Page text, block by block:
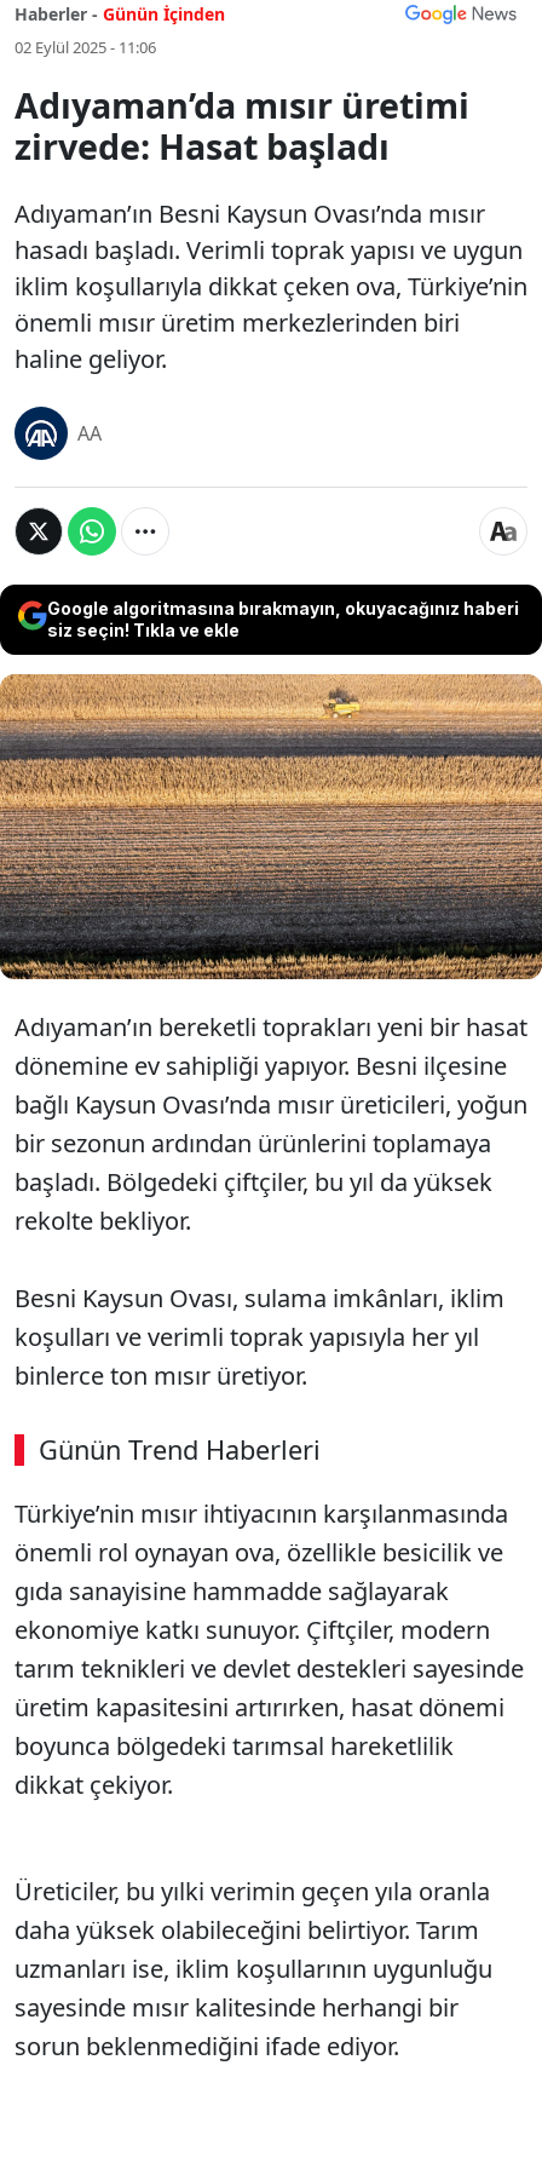
Haberler - Günün İçinden
02 Eylül 2025 - 11:06
Adıyaman’da mısır üretimi
zirvede: Hasat başladı
Adıyaman’ın Besni Kaysun Ovası’nda mısır
hasadı başladı. Verimli toprak yapısı ve uygun
iklim koşullarıyla dikkat çeken ova, Türkiye’nin
önemli mısır üretim merkezlerinden biri
haline geliyor.
AA
Google algoritmasına bırakmayın, okuyacağınız haberi
siz seçin! Tıkla ve ekle
Adıyaman’ın Besni Kaysun Ovası’nda mısır
hasadı başladı. Verimli toprak yapısı ve
uygun iklim koşullarıyla dikkat çeken ova,
Türkiye’nin önemli mısır üretim
merkezlerinden biri haline geliyor.
Adıyaman’ın bereketli toprakları yeni bir hasat
dönemine ev sahipliği yapıyor. Besni ilçesine
bağlı Kaysun Ovası’nda mısır üreticileri, yoğun
bir sezonun ardından ürünlerini toplamaya
başladı. Bölgedeki çiftçiler, bu yıl da yüksek
rekolte bekliyor.
Besni Kaysun Ovası, sulama imkânları, iklim
koşulları ve verimli toprak yapısıyla her yıl
binlerce ton mısır üretiyor.
Günün Trend Haberleri
SÖZCÜ SON DAKİKA
Türkiye’nin mısır ihtiyacının karşılanmasında
önemli rol oynayan ova, özellikle besicilik ve
gıda sanayisine hammadde sağlayarak
ekonomiye katkı sunuyor. Çiftçiler, modern
tarım teknikleri ve devlet destekleri sayesinde
üretim kapasitesini artırırken, hasat dönemi
boyunca bölgedeki tarımsal hareketlilik
dikkat çekiyor.
Üreticiler, bu yılki verimin geçen yıla oranla
daha yüksek olabileceğini belirtiyor. Tarım
uzmanları ise, iklim koşullarının uygunluğu
sayesinde mısır kalitesinde herhangi bir
sorun beklenmediğini ifade ediyor.